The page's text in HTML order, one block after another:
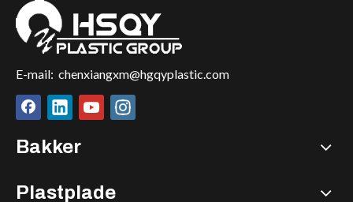
E-mail: chenxiangxm@hgqyplastic.com
Bakker
Plastplade